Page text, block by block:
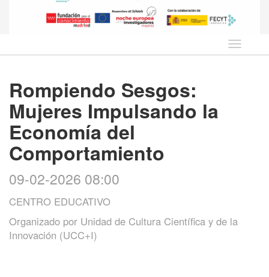
Idioma
Rompiendo Sesgos:
Mujeres Impulsando la
Economía del
Comportamiento
09-02-2026 08:00
CENTRO EDUCATIVO
Organizado por Unidad de Cultura Científica y de la
Innovación (UCC+I)